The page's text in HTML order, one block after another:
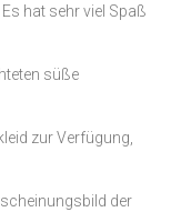
hat sehr viel Spaß
süße
zur Verfügung,
der